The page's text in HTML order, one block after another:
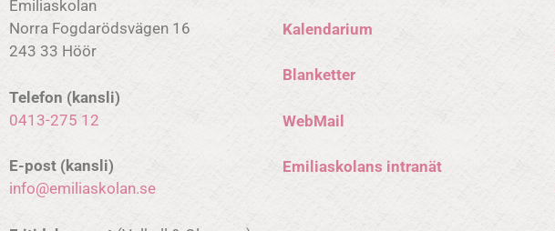
Emiliaskolan
Norra Fogdarödsvägen 16
243 33 Höör
Telefon (kansli)
0413-275 12
E-post (kansli)
info@emiliaskolan.se
Kalendarium
Blanketter
WebMail
Emiliaskolans intranät